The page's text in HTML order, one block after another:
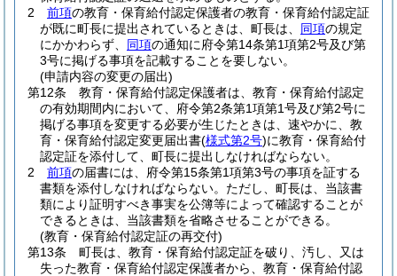
2
前項の教育・保育給付認定保護者の教育・保育給付認定証
が既に町長に提出されているときは、町長は、 同項の規定
にかかわらず、 同項の通知に府令第14条第1項第2号及び第
3号に掲げる事項を記載することを要しない。
(申請内容の変更の届出)
第12条
教育・保育給付認定保護者は、教育・保育給付認定
の有効期間内において、府令第2条第1項第1号及び第2号に
掲げる事項を変更する必要が生じたときは、速やかに、教
育・保育給付認定変更届出書(様式第2号)に教育・保育給付
認定証を添付して、町長に提出しなければならない。
2
前項の届書には、府令第15条第1項第3号の事項を証する
書類を添付しなければならない。 ただし、町長は、当該書
類により証明すべき事実を公簿等によって確認することが
できるときは、当該書類を省略させることができる。
(教育・保育給付認定証の再交付)
第13条
町長は、教育・保育給付認定証を破り、汚し、又は
失った教育・保育給付認定保護者から、教育・保育給付認